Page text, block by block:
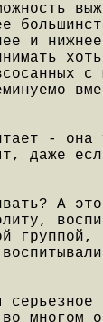
и
-
даже
А
многом